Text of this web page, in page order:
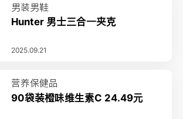
男装男鞋
Hunter 男士三合一夹克
2025.09.21
营养保健品
90袋装橙味维生素C 24.49元